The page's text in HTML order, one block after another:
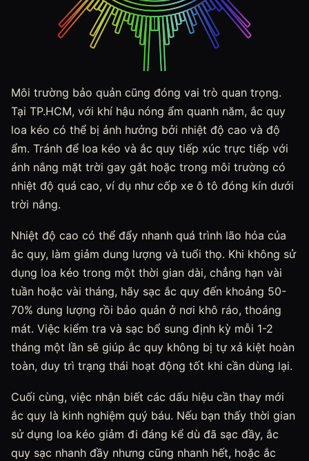
Môi trường bảo quản cũng đóng vai trò quan trọng.
Tại TP.HCM, với khí hậu nóng ẩm quanh năm, ắc quy
loa kéo có thể bị ảnh hưởng bởi nhiệt độ cao và độ
ẩm. Tránh để loa kéo và ắc quy tiếp xúc trực tiếp với
ánh nắng mặt trời gay gắt hoặc trong môi trường có
nhiệt độ quá cao, ví dụ như cốp xe ô tô đóng kín dưới
trời nắng.
Nhiệt độ cao có thể đẩy nhanh quá trình lão hóa của
ắc quy, làm giảm dung lượng và tuổi thọ. Khi không sử
dụng loa kéo trong một thời gian dài, chẳng hạn vài
tuần hoặc vài tháng, hãy sạc ắc quy đến khoảng 50-
70% dung lượng rồi bảo quản ở nơi khô ráo, thoáng
mát. Việc kiểm tra và sạc bổ sung định kỳ mỗi 1-2
tháng một lần sẽ giúp ắc quy không bị tự xả kiệt hoàn
toàn, duy trì trạng thái hoạt động tốt khi cần dùng lại.
Cuối cùng, việc nhận biết các dấu hiệu cần thay mới
ắc quy là kinh nghiệm quý báu. Nếu bạn thấy thời gian
sử dụng loa kéo giảm đi đáng kể dù đã sạc đầy, ắc
quy sạc nhanh đầy nhưng cũng nhanh hết, hoặc ắc